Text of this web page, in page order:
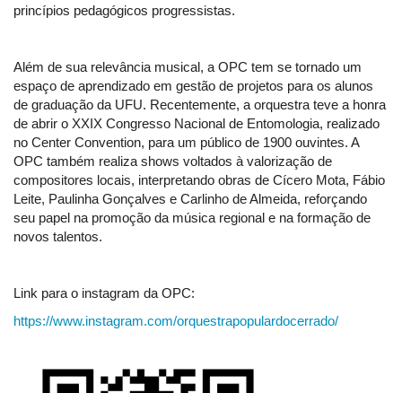
princípios pedagógicos progressistas.
Além de sua relevância musical, a OPC tem se tornado um
espaço de aprendizado em gestão de projetos para os alunos
de graduação da UFU. Recentemente, a orquestra teve a honra
de abrir o XXIX Congresso Nacional de Entomologia, realizado
no Center Convention, para um público de 1900 ouvintes. A
OPC também realiza shows voltados à valorização de
compositores locais, interpretando obras de Cícero Mota, Fábio
Leite, Paulinha Gonçalves e Carlinho de Almeida, reforçando
seu papel na promoção da música regional e na formação de
novos talentos.
Link para o instagram da OPC:
https://www.instagram.com/orquestrapopulardocerrado/